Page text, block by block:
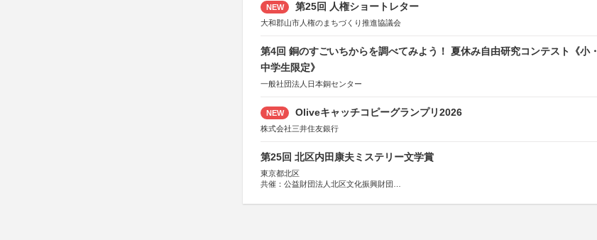
NEW 第25回 人権ショートレター
大和郡山市人権のまちづくり推進協議会
第4回 銅のすごいちからを調べてみよう！ 夏休み自由研究コンテスト《小・
中学生限定》
一般社団法人日本銅センター
NEW Oliveキャッチコピーグランプリ2026
株式会社三井住友銀行
第25回 北区内田康夫ミステリー文学賞
東京都北区
共催：公益財団法人北区文化振興財団
協賛：株式会社実業之日本社